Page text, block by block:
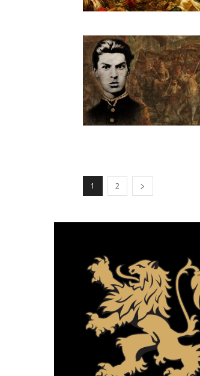
1 2